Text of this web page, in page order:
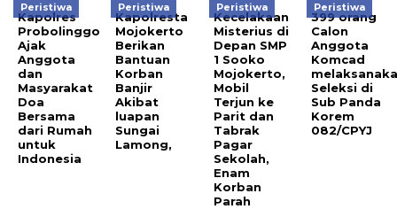
Peristiwa
Kapolres
Probolinggo
Ajak
Anggota
dan
Masyarakat
Doa
Bersama
dari Rumah
untuk
Indonesia
Peristiwa
Kapolresta
Mojokerto
Berikan
Bantuan
Korban
Banjir
Akibat
luapan
Sungai
Lamong,
Peristiwa
Kecelakaan
Misterius di
Depan SMP
1 Sooko
Mojokerto,
Mobil
Terjun ke
Parit dan
Tabrak
Pagar
Sekolah,
Enam
Korban
Parah
Peristiwa
399 orang
Calon
Anggota
Komcad
Seleksi di
Sub Panda
Korem
082/CPYJ